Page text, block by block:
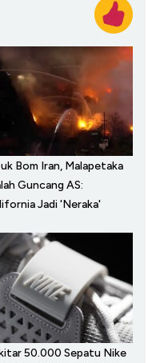
Bom Iran, Malapetaka
Guncang AS:
Jadi 'Neraka'
50.000 Sepatu Nike